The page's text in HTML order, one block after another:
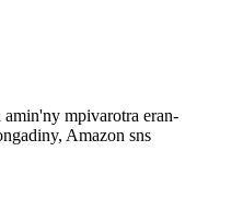
mpivarotra eran-
Amazon sns